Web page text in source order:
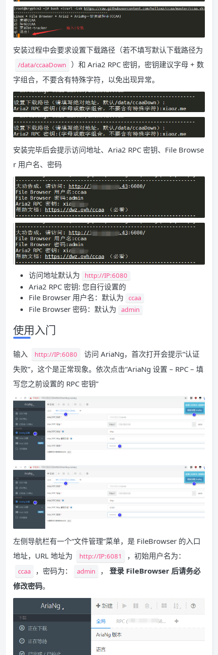
安装过程中会要求设置下载路径（若不填写默认下载路径为
/data/ccaaDown
）和 Aria2 RPC 密钥，密钥建议字母 + 数
字组合，不要含有特殊字符，以免出现异常。
安装完毕后会提示访问地址、Aria2 RPC 密钥、File Browse
r 用户名、密码
访问地址默认为 http://IP:6080
Aria2 RPC 密钥: 您自行设置的
File Browser 用户名：默认为
ccaa
File Browser 密码：默认为 admin
使用入门
输入 http://IP:6080
访问 AriaNg，首次打开会提示“认证
失败”，这个是正常现象。依次点击“AriaNg 设置 – RPC – 填
写您之前设置的 RPC 密钥”
左侧导航栏有一个“文件管理”菜单，是 FileBrowser 的入口
地址，URL 地址为
http://IP:6081 ，初始用户名为：
ccaa ，密码为： admin ，
登录 FileBrowser 后请务必
修改密码。